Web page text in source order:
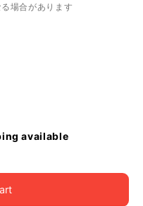
場合があります
available